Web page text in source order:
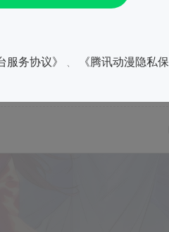
服务协议》
《腾讯动漫隐私保